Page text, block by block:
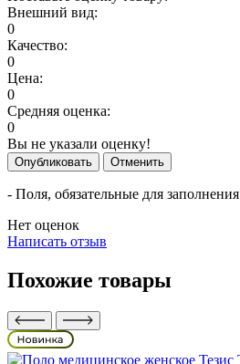
Внешний вид:
0
Качество:
0
Цена:
0
Средняя оценка:
0
Вы не указали оценку!
Опубликовать Отменить
- Поля, обязательные для заполнения
Нет оценок
Написать отзыв
Похожие товары